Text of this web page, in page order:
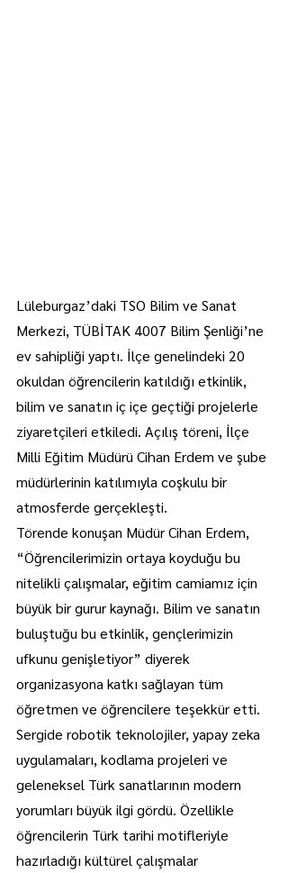
Lüleburgaz’daki TSO Bilim ve Sanat
Merkezi, TÜBİTAK 4007 Bilim Şenliği’ne
ev sahipliği yaptı. İlçe genelindeki 20
okuldan öğrencilerin katıldığı etkinlik,
bilim ve sanatın iç içe geçtiği projelerle
ziyaretçileri etkiledi. Açılış töreni, İlçe
Milli Eğitim Müdürü Cihan Erdem ve şube
müdürlerinin katılımıyla coşkulu bir
atmosferde gerçekleşti.
Törende konuşan Müdür Cihan Erdem,
“Öğrencilerimizin ortaya koyduğu bu
nitelikli çalışmalar, eğitim camiamız için
büyük bir gurur kaynağı. Bilim ve sanatın
buluştuğu bu etkinlik, gençlerimizin
ufkunu genişletiyor” diyerek
organizasyona katkı sağlayan tüm
öğretmen ve öğrencilere teşekkür etti.
Sergide robotik teknolojiler, yapay zeka
uygulamaları, kodlama projeleri ve
geleneksel Türk sanatlarının modern
yorumları büyük ilgi gördü. Özellikle
öğrencilerin Türk tarihi motifleriyle
hazırladığı kültürel çalışmalar